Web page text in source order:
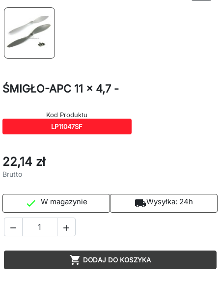
ŚMIGŁO-APC 11 x 4,7 -
Kod Produktu
LP11047SF
22,14 zł
Brutto
 W magazynie local_shippingWysyłka: 24h
 
 DODAJ DO KOSZYKA